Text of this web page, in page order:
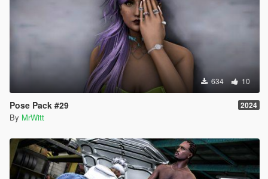
634 10
Pose Pack #29 2024
By MrWitt